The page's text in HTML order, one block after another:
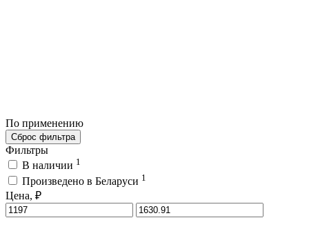
По применению
Сброс фильтра
Фильтры
В наличии 1
Произведено в Беларуси 1
Цена, ₽